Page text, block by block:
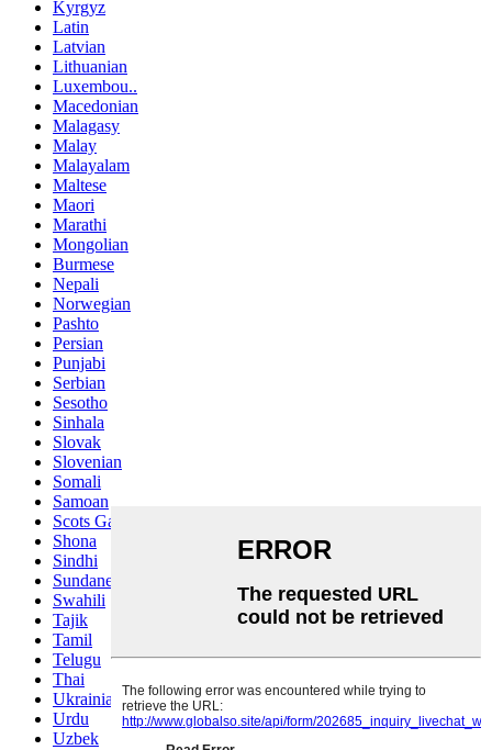
Kyrgyz
Latin
Latvian
Lithuanian
Luxembou..
Macedonian
Malagasy
Malay
Malayalam
Maltese
Maori
Marathi
Mongolian
Burmese
Nepali
Norwegian
Pashto
Persian
Punjabi
Serbian
Sesotho
Sinhala
Slovak
Slovenian
Somali
Samoan
Scots Gaelic
Shona
Sindhi
Sundanese
Swahili
Tajik
Tamil
Telugu
Thai
Ukrainian
Urdu
Uzbek